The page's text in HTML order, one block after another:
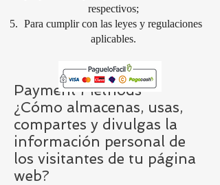
respectivos;
Para cumplir con las leyes y regulaciones
aplicables.
Payment Methods
¿Cómo almacenas, usas,
compartes y divulgas la
información personal de
los visitantes de tu página
web?